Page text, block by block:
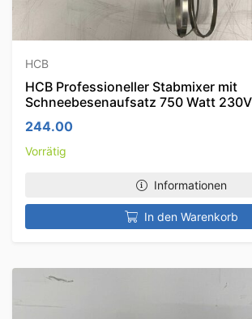
HCB
HCB Professioneller Stabmixer mit
Schneebesenaufsatz 750 Watt
244.00
Vorrätig
Informationen
In den Warenkorb